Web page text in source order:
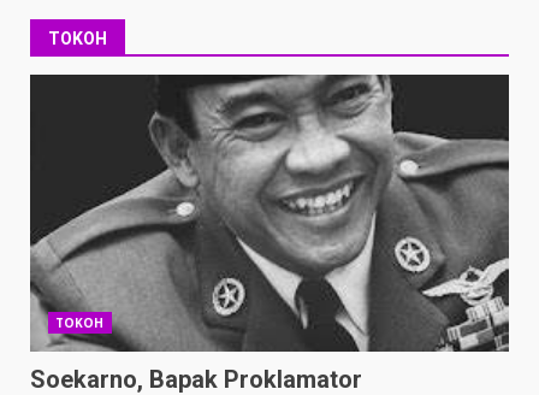
TOKOH
TOKOH
Soekarno, Bapak Proklamator